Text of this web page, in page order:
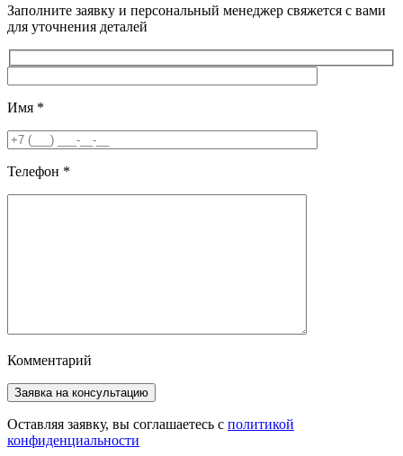
Заполните заявку и персональный менеджер свяжется с вами
для уточнения деталей
Имя *
Телефон *
Комментарий
Оставляя заявку, вы соглашаетесь с политикой
конфиденциальности